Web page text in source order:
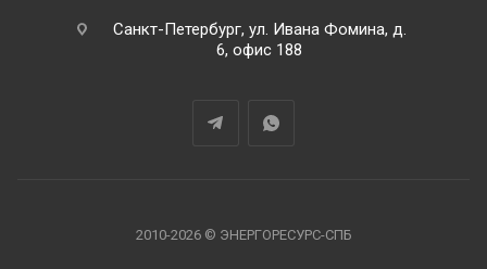
Санкт-Петербург, ул. Ивана Фомина, д.
6, офис 188
2010-2026 © ЭНЕРГОРЕСУРС-СПБ